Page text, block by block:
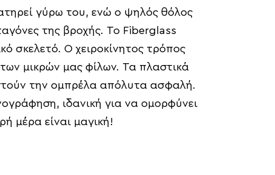
γύρω του, ενώ ο ψηλός θόλος
της βροχής. Το Fiberglass
σκελετό. Ο χειροκίνητος τρόπος
μικρών μας φίλων. Τα πλαστικά
την ομπρέλα απόλυτα ασφαλή.
ιδανική για να ομορφύνει
μέρα είναι μαγική!